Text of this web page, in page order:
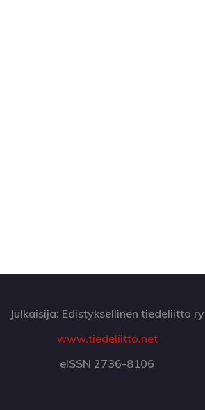
Julkaisija: Edistyksellinen tiedeliitto ry
www.tiedeliitto.net
eISSN 2736-8106